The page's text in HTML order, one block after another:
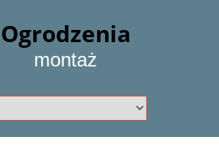
Ogrodzenia
montaż